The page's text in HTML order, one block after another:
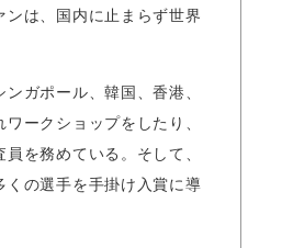
ンは、国内に止まらず世界
ガポール、韓国、香港、
ークショップをしたり、
を務めている。そして、
くの選手を手掛け入賞に導